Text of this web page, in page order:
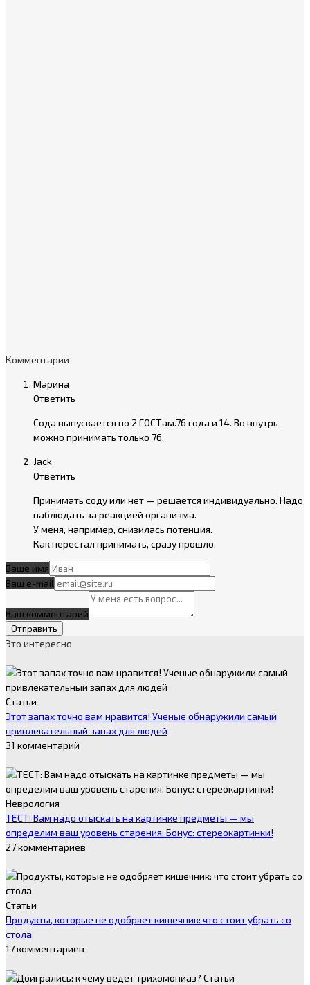
Комментарии
Марина
Ответить
Сода выпускается по 2 ГОСТам.76 года и 14. Во внутрь
можно принимать только 76.
Jack
Ответить
Принимать соду или нет — решается индивидуально. Надо
наблюдать за реакцией организма.
У меня, например, снизилась потенция.
Как перестал принимать, сразу прошло.
Ваше имя
Ваш e-mail
Ваш комментарий
Это интересно
Статьи
Этот запах точно вам нравится! Ученые обнаружили самый
привлекательный запах для людей
31 комментарий
Неврология
ТЕСТ: Вам надо отыскать на картинке предметы — мы
определим ваш уровень старения. Бонус: стереокартинки!
27 комментариев
Статьи
Продукты, которые не одобряет кишечник: что стоит убрать со
стола
17 комментариев
Статьи